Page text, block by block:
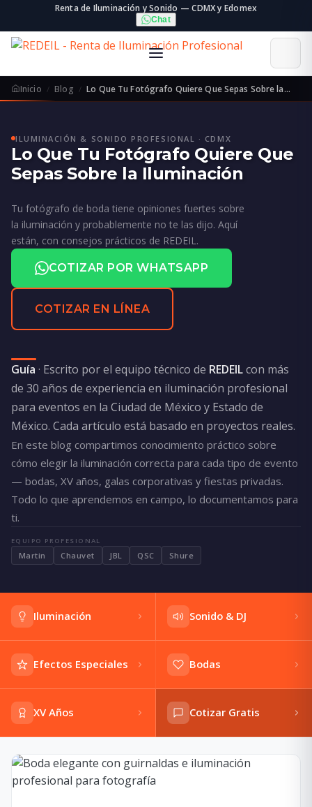
Renta de Iluminación y Sonido — CDMX y Edomex
Chat
Inicio Blog Lo Que Tu Fotógrafo Quiere Que Sepas Sobre la…
ILUMINACIÓN & SONIDO PROFESIONAL · CDMX
Lo Que Tu Fotógrafo Quiere Que
Sepas Sobre la Iluminación
Tu fotógrafo de boda tiene opiniones fuertes sobre
la iluminación y probablemente no te las dijo. Aquí
están, con consejos prácticos de REDEIL.
COTIZAR POR WHATSAPP
COTIZAR EN LÍNEA
Guía · Escrito por el equipo técnico de REDEILcon más
de 30 años de experiencia en iluminación profesional
para eventos en la Ciudad de México y Estado de
México. Cada artículo está basado en proyectos reales.
En este blog compartimos conocimiento práctico sobre
cómo elegir la iluminación correcta para cada tipo de evento
— bodas, XV años, galas corporativas y fiestas privadas.
Todo lo que aprendemos en campo, lo documentamos para
ti.
EQUIPO PROFESIONAL
Martin Chauvet JBL QSC Shure
Iluminación Sonido & DJ
Efectos Especiales Bodas
XV Años Cotizar Gratis